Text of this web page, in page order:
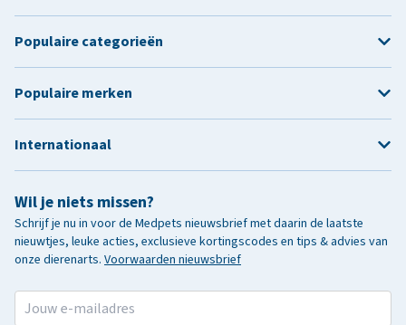
Wil je niets missen?
Schrijf je nu in voor de Medpets nieuwsbrief met daarin de laatste
nieuwtjes, leuke acties, exclusieve kortingscodes en tips & advies van
onze dierenarts. Voorwaarden nieuwsbrief
Populaire categorieën
Populaire merken
Internationaal